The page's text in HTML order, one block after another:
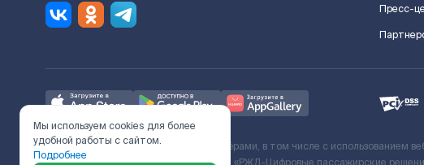
Пресс-
Ж/Д билеты предоставляются партнёрами, в том числе с
Мы используем cookies для более
удобной работы с сайтом.
Подробнее